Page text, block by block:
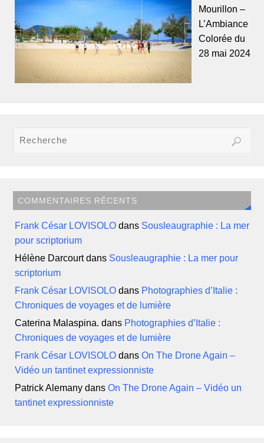
Mourillon –
L’Ambiance
Colorée du
28 mai 2024
COMMENTAIRES RÉCENTS
Frank César LOVISOLO dans Sousleaugraphie : La mer
pour scriptorium
Hélène Darcourtdans Sousleaugraphie : La mer pour
scriptorium
Frank César LOVISOLO dans Photographies d’Italie :
Chroniques de voyages et de lumière
Caterina Malaspina. dans Photographies d’Italie :
Chroniques de voyages et de lumière
Frank César LOVISOLO dansOn The Drone Again –
Vidéo un tantinet expressionniste
Patrick Alemany dansOn The Drone Again – Vidéo un
tantinet expressionniste